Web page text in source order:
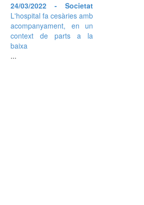
24/03/2022 - Societat
L'hospital fa cesàries amb
acompanyament, en un
context de parts a la
baixa
...